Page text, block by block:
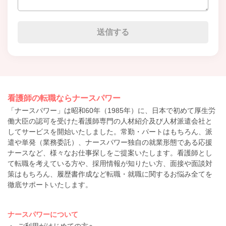
看護師の転職ならナースパワー
「ナースパワー」は昭和60年（1985年）に、日本で初めて厚生労
働大臣の認可を受けた看護師専門の人材紹介及び人材派遣会社と
してサービスを開始いたしました。常勤・パートはもちろん、派
遣や単発（業務委託）、ナースパワー独自の就業形態である応援
ナースなど、様々なお仕事探しをご提案いたします。看護師とし
て転職を考えている方や、採用情報が知りたい方、面接や面談対
策はもちろん、履歴書作成など転職・就職に関するお悩み全てを
徹底サポートいたします。
ナースパワーについて